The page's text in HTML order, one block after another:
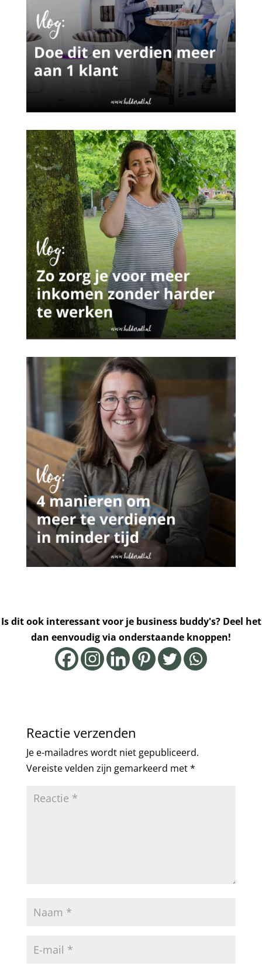
Is dit ook interessant voor je business buddy's? Deel het
dan eenvoudig via onderstaande knoppen!
Reactie verzenden
Je e-mailadres wordt niet gepubliceerd.
Vereiste velden zijn gemarkeerd met*